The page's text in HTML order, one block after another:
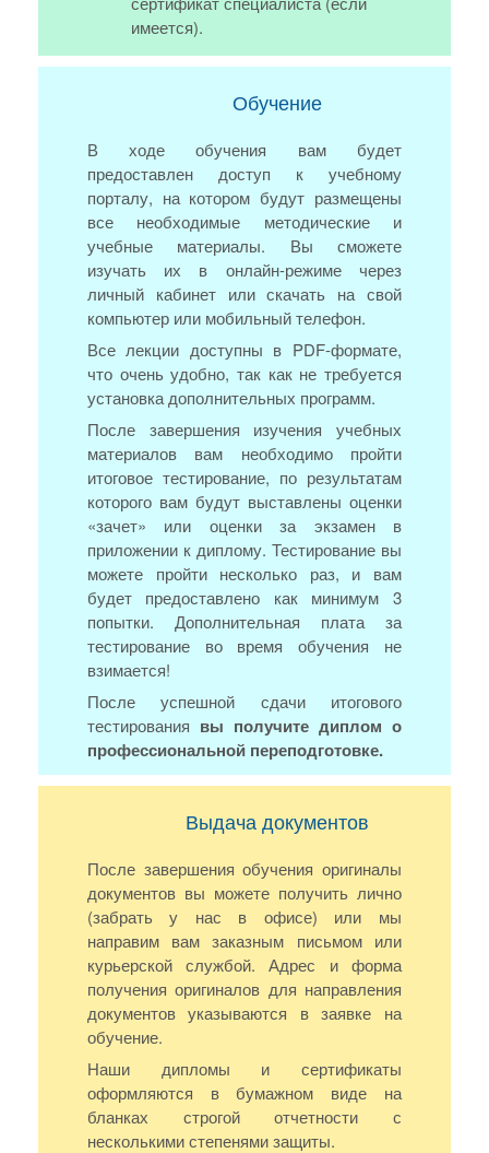
имеется).
Обучение
В ходе обучения вам будет
предоставлен доступ к учебному
порталу, на котором будут размещены
все необходимые методические и
учебные материалы. Вы сможете
изучать их в онлайн-режиме через
личный кабинет или скачать на свой
компьютер или мобильный телефон.
Все лекции доступны в PDF-формате,
что очень удобно, так как не требуется
установка дополнительных программ.
После завершения изучения учебных
материалов вам необходимо пройти
итоговое тестирование, по результатам
которого вам будут выставлены оценки
«зачет» или оценки за экзамен в
приложении к диплому. Тестирование вы
можете пройти несколько раз, и вам
будет предоставлено как минимум 3
попытки. Дополнительная плата за
тестирование во время обучения не
взимается!
После успешной сдачи итогового
тестирования вы получите диплом о
профессиональной переподготовке.
Выдача документов
После завершения обучения оригиналы
документов вы можете получить лично
(забрать у нас в офисе) или мы
направим вам заказным письмом или
курьерской службой. Адрес и форма
получения оригиналов для направления
документов указываются в заявке на
обучение.
Наши дипломы и сертификаты
оформляются в бумажном виде на
бланках строгой отчетности с
несколькими степенями защиты.